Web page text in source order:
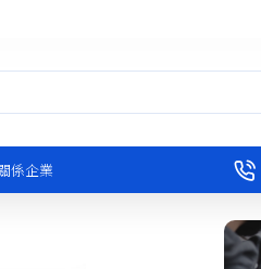
係企業